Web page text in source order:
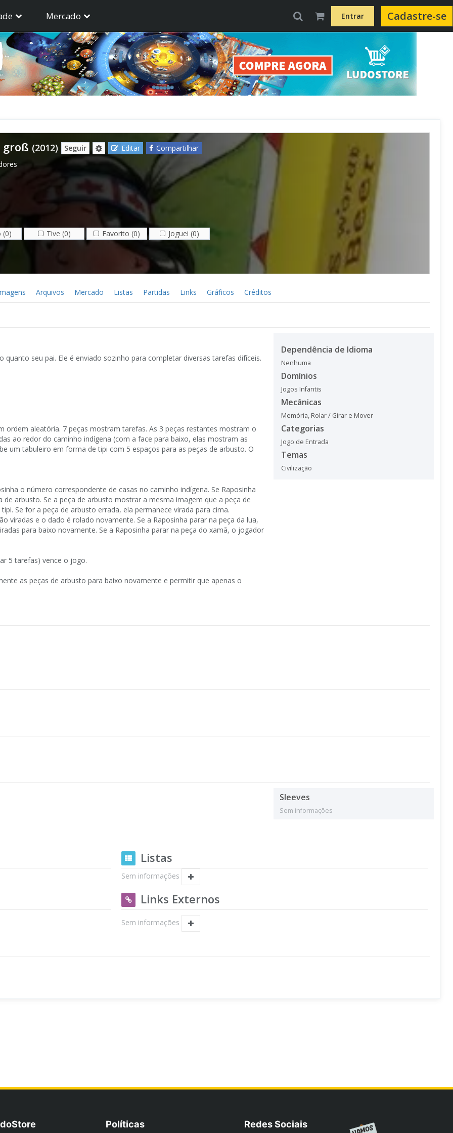
Mercado Entrar Cadastre-se
groß (2012) Seguir Editar
Compartilhar
(0) Tive (0) Favorito (0) Joguei (0)
Arquivos Mercado Listas Partidas Links Gráficos Créditos
seu pai. Ele é enviado sozinho para completar diversas tarefas difíceis.
ordem aleatória. 7 peças mostram tarefas. As 3 peças restantes mostram o
ao redor do caminho indígena (com a face para baixo, elas mostram as
um tabuleiro em forma de tipi com 5 espaços para as peças de arbusto. O
o número correspondente de casas no caminho indígena. Se Raposinha
arbusto. Se a peça de arbusto mostrar a mesma imagem que a peça de
Se for a peça de arbusto errada, ela permanece virada para cima.
viradas e o dado é rolado novamente. Se a Raposinha parar na peça da lua,
para baixo novamente. Se a Raposinha parar na peça do xamã, o jogador
5 tarefas) vence o jogo.
as peças de arbusto para baixo novamente e permitir que apenas o
Dependência de Idioma
Nenhuma
Domínios
Jogos Infantis
Mecânicas
Memória, Rolar / Girar e Mover
Categorias
Jogo de Entrada
Temas
Civilização
Sleeves
Sem informações
Listas
Sem informações
Links Externos
Sem informações
Políticas Redes Sociais